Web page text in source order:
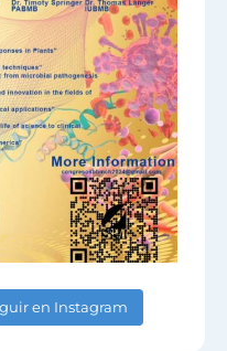
en Instagram